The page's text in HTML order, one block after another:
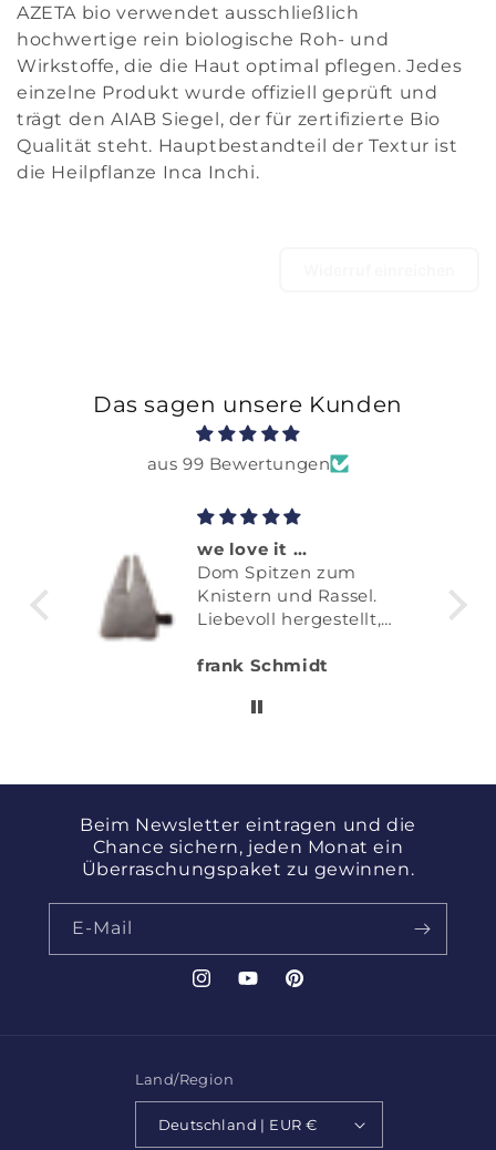
e
:
AZETA bio verwendet ausschließlich
hochwertige rein biologische Roh- und
Wirkstoffe, die die Haut optimal pflegen. Jedes
einzelne Produkt wurde offiziell geprüft und
trägt den AIAB Siegel, der für zertifizierte Bio
Qualität steht. Hauptbestandteil der Textur ist
die Heilpflanze Inca Inchi.
Das sagen unsere Kunden
aus 99 Bewertungen
we love it …
Dom Spitzen zum
Knistern und Rassel.
Liebevoll hergestellt,
mit DHL schnell
Empfehlung.
frank Schmidt
Beim Newsletter eintragen und die
Chance sichern, jeden Monat ein
Überraschungspaket zu gewinnen.
E-Mail
InstagramYouTubePinterest
Land/Region
Deutschland | EUR €
Anmeldung erforderlich
Melden Sie sich bei Ihrem Konto an, um
Produkte zu Ihrer Wunschliste